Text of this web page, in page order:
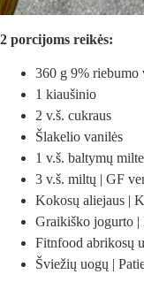
2 porcijoms reikės:
360 g 9% riebumo
1 kiaušinio
2 v.š. cukraus
Šlakelio vanilės
1 v.š. baltymų
3 v.š. miltų | GF
Kokosų aliejaus |
Graikiško jogurto |
Fitnfood abrikosų
Šviežių uogų |